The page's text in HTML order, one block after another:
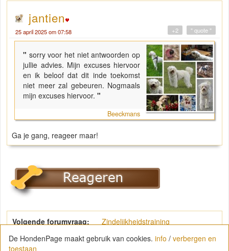
jantien
25 april 2025 om 07:58 " quote "
+2
" sorry voor het niet antwoorden op
jullie advies. Mijn excuses hiervoor
en ik beloof dat dit inde toekomst
niet meer zal gebeuren. Nogmaals
mijn excuses hiervoor. "
Beeckmans
Ga je gang, reageer maar!
Volgende forumvraag:
Zindelijkheidstraining
De HondenPage maakt gebruik van cookies. info / verbergen en
toestaan